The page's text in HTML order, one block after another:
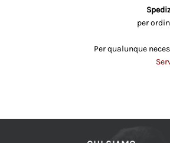
per
Per qualunque